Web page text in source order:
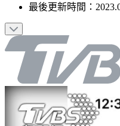
最後更新時間：